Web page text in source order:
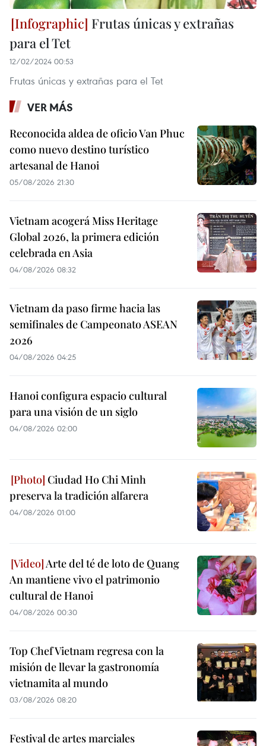
Frutas únicas y extrañas
para el Tet
12/02/2024 00:53
Frutas únicas y extrañas para el Tet
VER MÁS
Reconocida aldea de oficio Van Phuc
como nuevo destino turístico
artesanal de Hanoi
05/08/2026 21:30
Vietnam acogerá Miss Heritage
Global 2026, la primera edición
celebrada en Asia
04/08/2026 08:32
Vietnam da paso firme hacia las
semifinales de Campeonato ASEAN
2026
04/08/2026 04:25
Hanoi configura espacio cultural
para una visión de un siglo
04/08/2026 02:00
Ciudad Ho Chi Minh
preserva la tradición alfarera
04/08/2026 01:00
Arte del té de loto de Quang
An mantiene vivo el patrimonio
cultural de Hanoi
04/08/2026 00:30
Top Chef Vietnam regresa con la
misión de llevar la gastronomía
vietnamita al mundo
03/08/2026 08:20
Festival de artes marciales